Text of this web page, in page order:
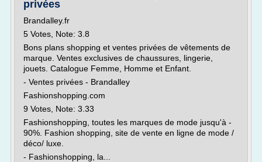
privées
Brandalley.fr
5 Votes, Note: 3.8
Bons plans shopping et ventes privées de vêtements de
marque. Ventes exclusives de chaussures, lingerie,
jouets. Catalogue Femme, Homme et Enfant.
- Ventes privées - Brandalley
Fashionshopping.com
9 Votes, Note: 3.33
Fashionshopping, toutes les marques de mode jusqu'à -
90%. Fashion shopping, site de vente en ligne de mode /
déco/ luxe.
- Fashionshopping, la...